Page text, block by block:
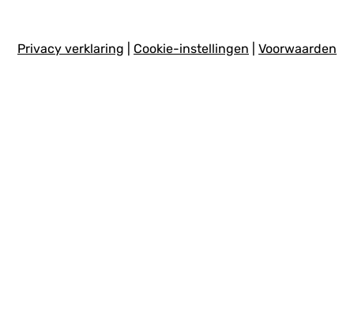
Privacy verklaring Cookie-instellingen Voorwaarden